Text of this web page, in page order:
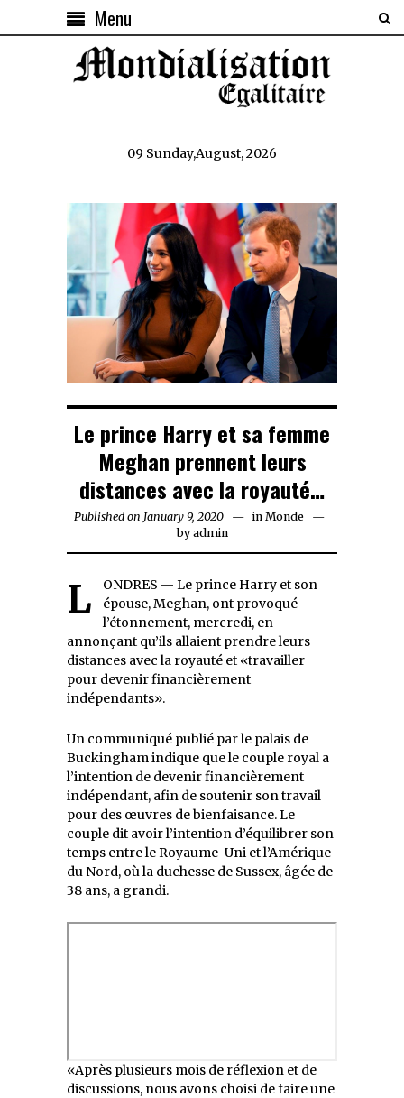
Menu
09 Sunday,August, 2026
Le prince Harry et sa femme
Meghan prennent leurs
distances avec la royauté…
Published on January 9, 2020 January
9,
in Monde
byadmin
LONDRES — Le prince Harry et son
épouse, Meghan, ont provoqué
l’étonnement, mercredi, en
annonçant qu’ils allaient prendre leurs
distances avec la royauté et «travailler
pour devenir financièrement
indépendants».
Un communiqué publié par le palais de
Buckingham indique que le couple royal a
l’intention de devenir financièrement
indépendant, afin de soutenir son travail
pour des œuvres de bienfaisance. Le
couple dit avoir l’intention d’équilibrer son
temps entre le Royaume-Uni et l’Amérique
du Nord, où la duchesse de Sussex, âgée de
38 ans, a grandi.
«Après plusieurs mois de réflexion et de
discussions, nous avons choisi de faire une